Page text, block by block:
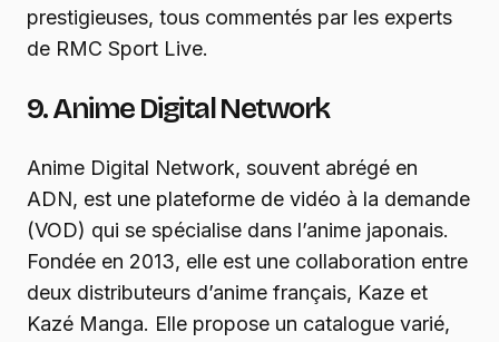
prestigieuses, tous commentés par les experts
de RMC Sport Live.
9. Anime Digital Network
Anime Digital Network, souvent abrégé en
ADN, est une plateforme de vidéo à la demande
(VOD) qui se spécialise dans l’anime japonais.
Fondée en 2013, elle est une collaboration entre
deux distributeurs d’anime français, Kaze et
Kazé Manga. Elle propose un catalogue varié,